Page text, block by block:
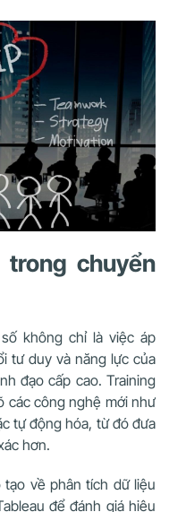
trong chuyển
không chỉ là việc áp
tư duy và năng lực của
đạo cấp cao. Training
các công nghệ mới như
tự động hóa, từ đó đưa
hơn.
tạo về phân tích dữ liệu
để đánh giá hiệu